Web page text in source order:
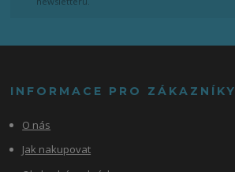
INFORMACE PRO ZÁKAZNÍKY
O nás
Jak nakupovat